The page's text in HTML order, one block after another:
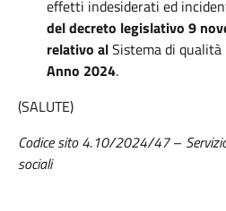
effetti indesiderati ed
del decreto legislativo 9
relativo alSistema di
Anno 2024.
(SALUTE)
Codice sito 4.10/2024/47–
sociali